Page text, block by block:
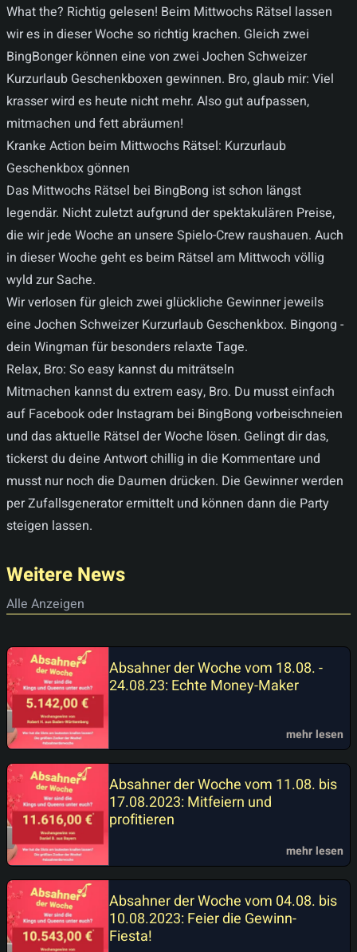
What the? Richtig gelesen! Beim Mittwochs Rätsel lassen
wir es in dieser Woche so richtig krachen. Gleich zwei
BingBonger können eine von zwei Jochen Schweizer
Kurzurlaub Geschenkboxen gewinnen. Bro, glaub mir: Viel
krasser wird es heute nicht mehr. Also gut aufpassen,
mitmachen und fett abräumen!
Kranke Action beim Mittwochs Rätsel: Kurzurlaub
Geschenkbox gönnen
Das Mittwochs Rätsel bei BingBong ist schon längst
legendär. Nicht zuletzt aufgrund der spektakulären Preise,
die wir jede Woche an unsere Spielo-Crew raushauen. Auch
in dieser Woche geht es beim Rätsel am Mittwoch völlig
wyld zur Sache.
Wir verlosen für gleich zwei glückliche Gewinner jeweils
eine Jochen Schweizer Kurzurlaub Geschenkbox. Bingong -
dein Wingman für besonders relaxte Tage.
Relax, Bro: So easy kannst du miträtseln
Mitmachen kannst du extrem easy, Bro. Du musst einfach
auf Facebook oder Instagram bei BingBong vorbeischneien
und das aktuelle Rätsel der Woche lösen. Gelingt dir das,
tickerst du deine Antwort chillig in die Kommentare und
musst nur noch die Daumen drücken. Die Gewinner werden
per Zufallsgenerator ermittelt und können dann die Party
steigen lassen.
Weitere News
Alle Anzeigen
Absahner der Woche vom 18.08. -
24.08.23: Echte Money-Maker
mehr lesen
Absahner der Woche vom 11.08. bis
17.08.2023: Mitfeiern und
profitieren
mehr lesen
Absahner der Woche vom 04.08. bis
10.08.2023: Feier die Gewinn-
Fiesta!